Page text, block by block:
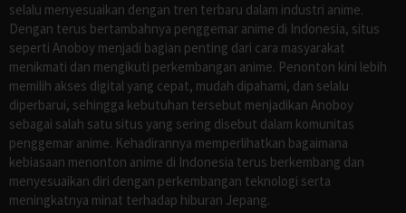
selalu menyesuaikan dengan tren terbaru dalam industri anime.
Dengan terus bertambahnya penggemar anime di Indonesia, situs
seperti Anoboy menjadi bagian penting dari cara masyarakat
menikmati dan mengikuti perkembangan anime. Penonton kini lebih
memilih akses digital yang cepat, mudah dipahami, dan selalu
diperbarui, sehingga kebutuhan tersebut menjadikan Anoboy
sebagai salah satu situs yang sering disebut dalam komunitas
penggemar anime. Kehadirannya memperlihatkan bagaimana
kebiasaan menonton anime di Indonesia terus berkembang dan
menyesuaikan diri dengan perkembangan teknologi serta
meningkatnya minat terhadap hiburan Jepang.